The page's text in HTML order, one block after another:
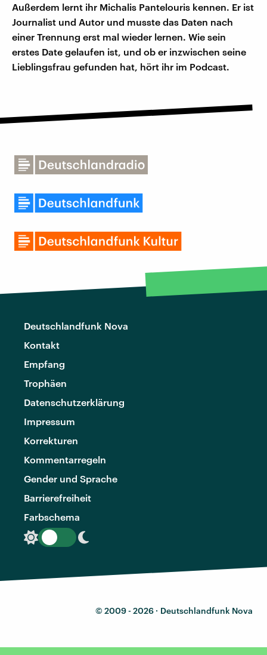
Außerdem lernt ihr Michalis Pantelouris kennen. Er ist
Journalist und Autor und musste das Daten nach
einer Trennung erst mal wieder lernen. Wie sein
erstes Date gelaufen ist, und ob er inzwischen seine
Lieblingsfrau gefunden hat, hört ihr im Podcast.
Deutschlandfunk Nova
Kontakt
Empfang
Trophäen
Datenschutzerklärung
Impressum
Korrekturen
Kommentarregeln
Gender und Sprache
Barrierefreiheit
Farbschema
© 2009 - 2026 · Deutschlandfunk Nova